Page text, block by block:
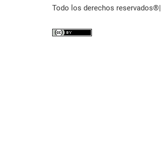
Todo los derechos reservados®|